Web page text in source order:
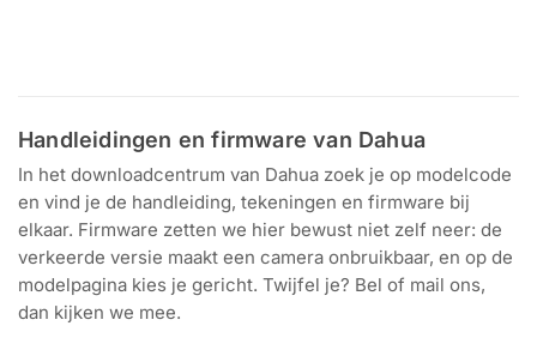
Handleidingen en firmware van Dahua
In het downloadcentrum van Dahua zoek je op modelcode
en vind je de handleiding, tekeningen en firmware bij
elkaar. Firmware zetten we hier bewust niet zelf neer: de
verkeerde versie maakt een camera onbruikbaar, en op de
modelpagina kies je gericht. Twijfel je? Bel of mail ons,
dan kijken we mee.